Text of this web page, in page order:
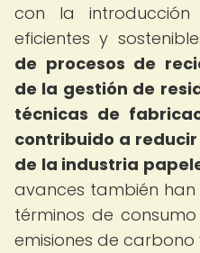
con la
eficientes y
de procesos de
de la gestión de
técnicas de
contribuido a
de la industria
avances también
términos de
emisiones de carbono